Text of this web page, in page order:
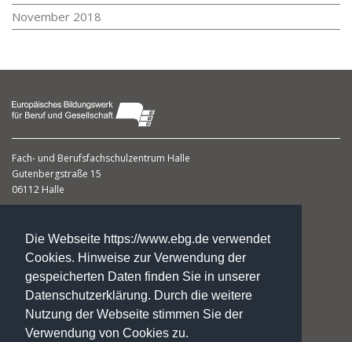
Die Webseite https://www.ebg.de verwendet
Cookies. Hinweise zur Verwendung der
gespeicherten Daten finden Sie in unserer
Datenschutzerklärung. Durch die weitere
Nutzung der Webseite stimmen Sie der
Verwendung von Cookies zu.
November 2018
Fach- und Berufsfachschulzentrum Halle
Gutenbergstraße 15
06112 Halle
Leiterin
Fon: +49. 3 45. 1 20 23 59
Fax: +49. 3 45. 12 26 96 14
fs-halle@ebg.de